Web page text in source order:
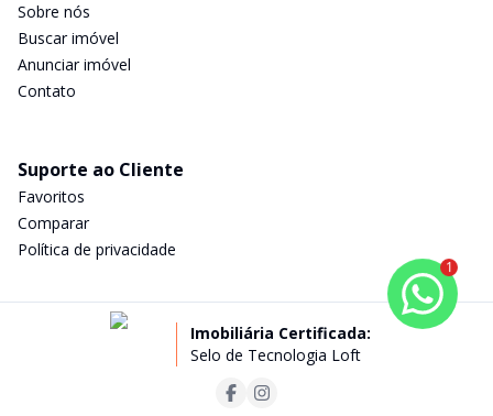
Sobre nós
Buscar imóvel
Anunciar imóvel
Contato
Suporte ao Cliente
Favoritos
Comparar
Política de privacidade
Imobiliária Certificada:
Selo de Tecnologia Loft
1